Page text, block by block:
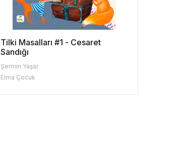
Tilki Masalları #1 - Cesaret
Sandığı
Şermin Yaşar
Elma Çocuk